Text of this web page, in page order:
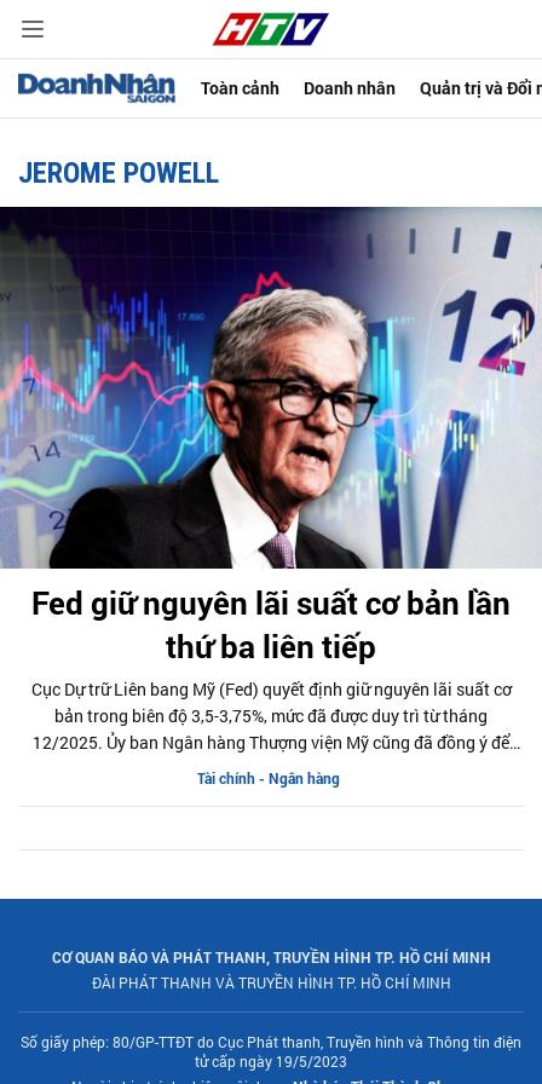
Toàn cảnh Doanh nhân Quản trị và Đổi
JEROME POWELL
Fed giữ nguyên lãi suất cơ bản lần
thứ ba liên tiếp
Cục Dự trữ Liên bang Mỹ (Fed) quyết định giữ nguyên lãi suất cơ
bản trong biên độ 3,5-3,75%, mức đã được duy trì từ tháng
12/2025. Ủy ban Ngân hàng Thượng viện Mỹ cũng đã đồng ý để
ông Kevin Warsh làm Chủ tịch Fed hay thế ông Jerome Powell.
Tài chính - Ngân hàng
CƠ QUAN BÁO VÀ PHÁT THANH, TRUYỀN HÌNH TP. HỒ CHÍ MINH
ĐÀI PHÁT THANH VÀ TRUYỀN HÌNH TP. HỒ CHÍ MINH
Số giấy phép: 80/GP-TTĐT do Cục Phát thanh, Truyền hình và Thông tin điện
tử cấp ngày 19/5/2023